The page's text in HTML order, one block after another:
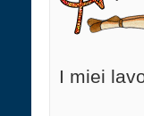
I miei